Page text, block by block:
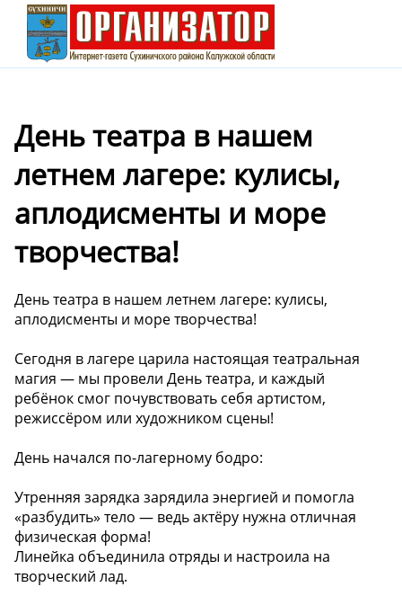
День театра в нашем
летнем лагере: кулисы,
аплодисменты и море
творчества!
День театра в нашем летнем лагере: кулисы,
аплодисменты и море творчества!
Сегодня в лагере царила настоящая театральная
магия — мы провели День театра, и каждый
ребёнок смог почувствовать себя артистом,
режиссёром или художником сцены!
День начался по-лагерному бодро:
Утренняя зарядка зарядила энергией и помогла
«разбудить» тело — ведь актёру нужна отличная
физическая форма!
Линейка объединила отряды и настроила на
творческий лад.